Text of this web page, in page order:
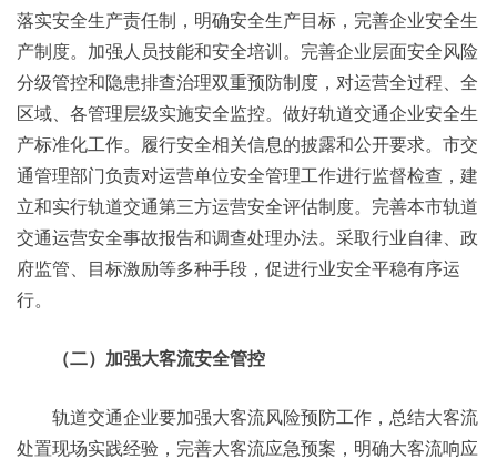
落实安全生产责任制，明确安全生产目标，完善企业安全生
产制度。加强人员技能和安全培训。完善企业层面安全风险
分级管控和隐患排查治理双重预防制度，对运营全过程、全
区域、各管理层级实施安全监控。做好轨道交通企业安全生
产标准化工作。履行安全相关信息的披露和公开要求。市交
通管理部门负责对运营单位安全管理工作进行监督检查，建
立和实行轨道交通第三方运营安全评估制度。完善本市轨道
交通运营安全事故报告和调查处理办法。采取行业自律、政
府监管、目标激励等多种手段，促进行业安全平稳有序运
行。
（二）加强大客流安全管控
轨道交通企业要加强大客流风险预防工作，总结大客流
处置现场实践经验，完善大客流应急预案，明确大客流响应